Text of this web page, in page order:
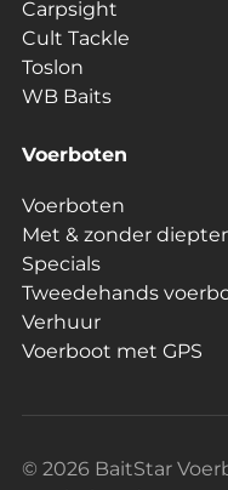
Carpsight
Cult Tackle
Toslon
WB Baits
Voerboten
Voerboten
Met & zonder
Specials
Tweedehands
Verhuur
Voerboot met GPS
© 2026 BaitStar